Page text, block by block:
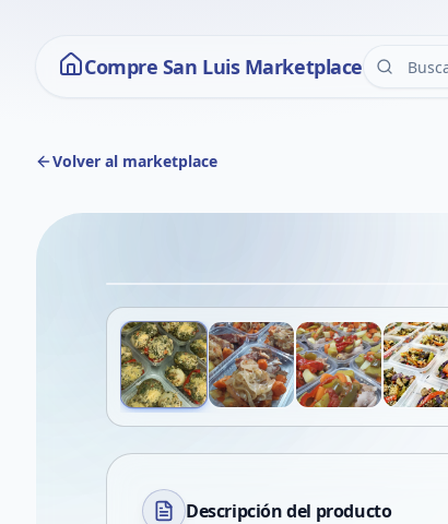
Compre San Luis Marketplace
Volver al marketplace
Descripción del producto